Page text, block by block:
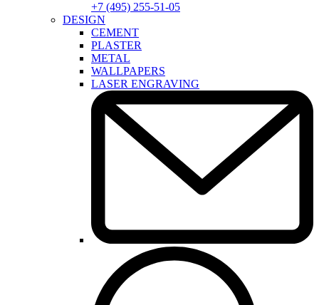
+7 (495) 255-51-05
DESIGN
CEMENT
PLASTER
METAL
WALLPAPERS
LASER ENGRAVING